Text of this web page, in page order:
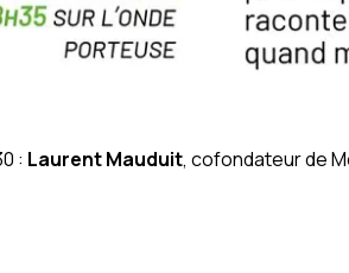
: Laurent Mauduit, cofondateur de